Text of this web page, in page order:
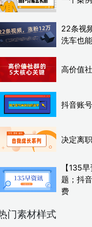
22条视
洗车也
高价值
抖音账
决定离
【135
题；抖
费
门素材样式